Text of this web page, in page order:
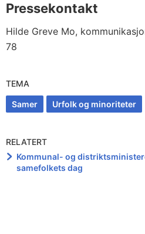
Pressekontakt
Hilde Greve Mo,
78
TEMA
Samer Urfolk og minoriteter
RELATERT
Kommunal- og
samefolkets dag